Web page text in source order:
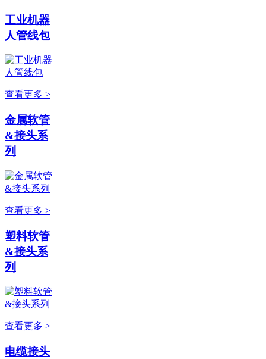
工业机器
人管线包
查看更多 >
金属软管
&接头系
列
查看更多 >
塑料软管
&接头系
列
查看更多 >
电缆接头